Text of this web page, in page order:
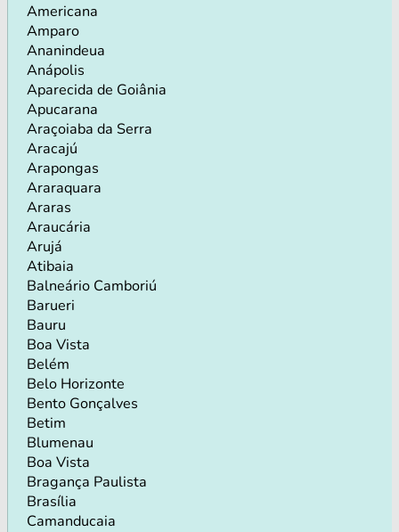
Americana
Amparo
Ananindeua
Anápolis
Aparecida de Goiânia
Apucarana
Araçoiaba da Serra
Aracajú
Arapongas
Araraquara
Araras
Araucária
Arujá
Atibaia
Balneário Camboriú
Barueri
Bauru
Boa Vista
Belém
Belo Horizonte
Bento Gonçalves
Betim
Blumenau
Boa Vista
Bragança Paulista
Brasília
Camanducaia